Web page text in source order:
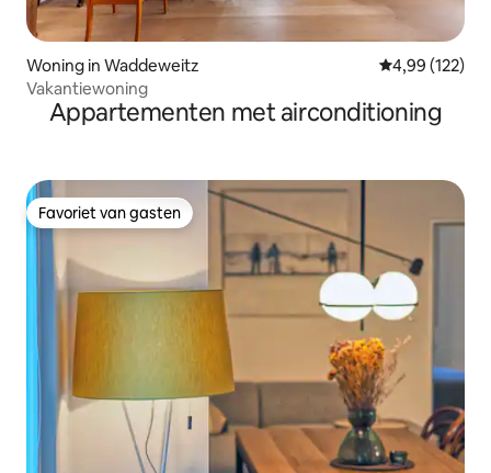
Woning in Waddeweitz Gemiddelde
4,99 (122)
Vakantiewoning
Appartementen met airconditioning
Favoriet van gasten
Favoriet van gasten